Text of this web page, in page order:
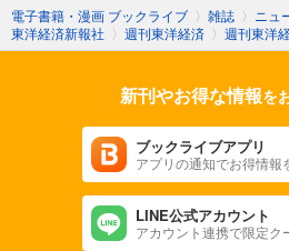
週刊東洋経済 2025/11/1号
880円 (税込)
あらすじを表示する
週刊東洋経済 2025/10/
880円 (税込)
電子書籍・漫画 ブックライブ 〉 雑誌 〉 ニュ
東洋経済新報社 〉 週刊東洋経済 〉 週刊東洋
新刊やお得な情報を
ブックライブアプリ
アプリの通知でお得情報
LINE公式アカウント
アカウント連携で限定ク